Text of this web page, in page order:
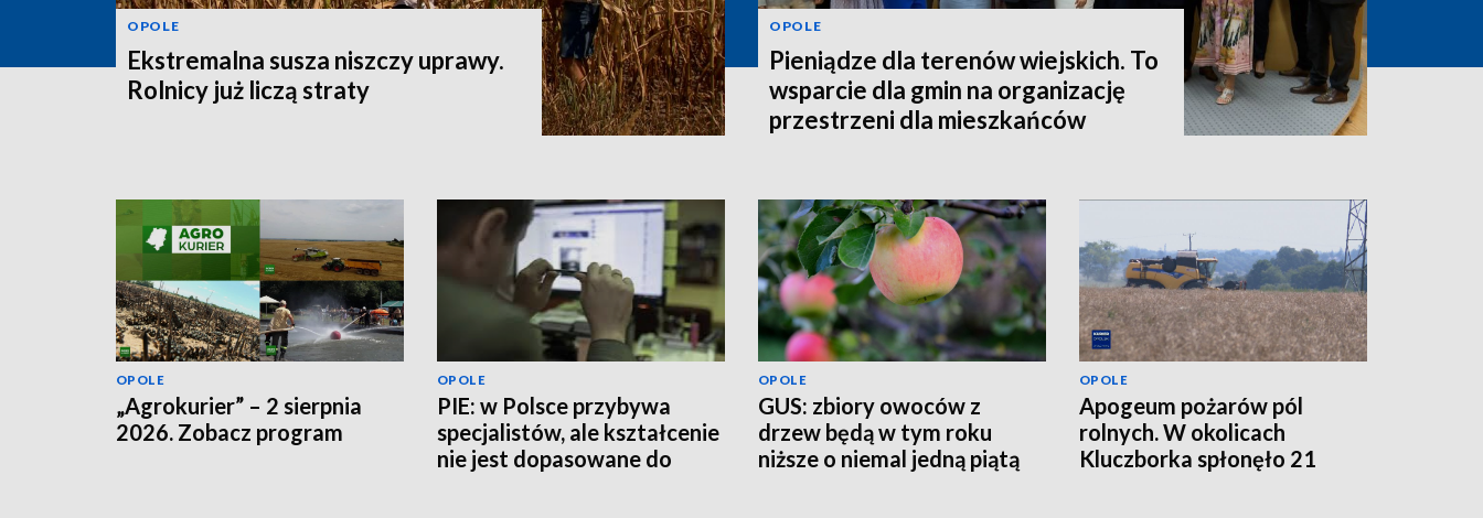
OPOLE
Ekstremalna susza niszczy uprawy.
Rolnicy już liczą straty
OPOLE
Pieniądze dla terenów wiejskich. To
wsparcie dla gmin na organizację
przestrzeni dla mieszkańców
OPOLE
„Agrokurier” – 2 sierpnia
2026. Zobacz program
OPOLE
PIE: w Polsce przybywa
specjalistów, ale kształcenie
nie jest dopasowane do
OPOLE
GUS: zbiory owoców z
drzew będą w tym roku
niższe o niemal jedną piątą
OPOLE
Apogeum pożarów pól
rolnych. W okolicach
Kluczborka spłonęło 21